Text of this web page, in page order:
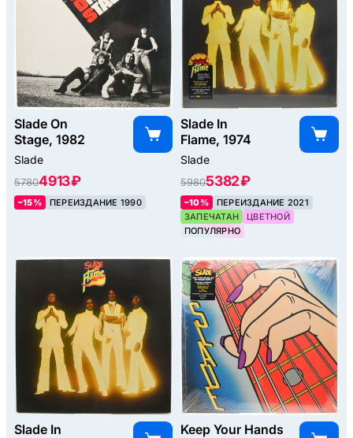
Slade On
Stage, 1982
Slade
57804913 ₽
–15% ПЕРЕИЗДАНИЕ 1990
Slade In
Flame, 1974
Slade
59805382 ₽
–10%
ПЕРЕИЗДАНИЕ 2021
ЗАПЕЧАТАН
ЦВЕТНОЙ
ПОПУЛЯРНО
Slade In
Keep Your Hands